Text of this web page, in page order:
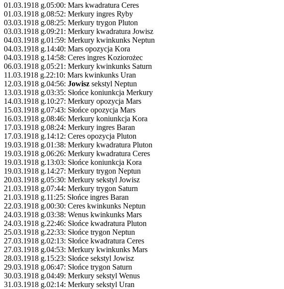
01.03.1918 g.05:00: Mars kwadratura Ceres
01.03.1918 g.08:52: Merkury ingres Ryby
03.03.1918 g.08:25: Merkury trygon Pluton
03.03.1918 g.09:21: Merkury kwadratura Jowisz
04.03.1918 g.01:59: Merkury kwinkunks Neptun
04.03.1918 g.14:40: Mars opozycja Kora
04.03.1918 g.14:58: Ceres ingres Koziorożec
06.03.1918 g.05:21: Merkury kwinkunks Saturn
11.03.1918 g.22:10: Mars kwinkunks Uran
12.03.1918 g.04:56: Jowisz sekstyl Neptun
13.03.1918 g.03:35: Słońce koniunkcja Merkury
14.03.1918 g.10:27: Merkury opozycja Mars
15.03.1918 g.07:43: Słońce opozycja Mars
16.03.1918 g.08:46: Merkury koniunkcja Kora
17.03.1918 g.08:24: Merkury ingres Baran
17.03.1918 g.14:12: Ceres opozycja Pluton
19.03.1918 g.01:38: Merkury kwadratura Pluton
19.03.1918 g.06:26: Merkury kwadratura Ceres
19.03.1918 g.13:03: Słońce koniunkcja Kora
19.03.1918 g.14:27: Merkury trygon Neptun
20.03.1918 g.05:30: Merkury sekstyl Jowisz
21.03.1918 g.07:44: Merkury trygon Saturn
21.03.1918 g.11:25: Słońce ingres Baran
22.03.1918 g.00:30: Ceres kwinkunks Neptun
24.03.1918 g.03:38: Wenus kwinkunks Mars
24.03.1918 g.22:46: Słońce kwadratura Pluton
25.03.1918 g.22:33: Słońce trygon Neptun
27.03.1918 g.02:13: Słońce kwadratura Ceres
27.03.1918 g.04:53: Merkury kwinkunks Mars
28.03.1918 g.15:23: Słońce sekstyl Jowisz
29.03.1918 g.06:47: Słońce trygon Saturn
30.03.1918 g.04:49: Merkury sekstyl Wenus
31.03.1918 g.02:14: Merkury sekstyl Uran